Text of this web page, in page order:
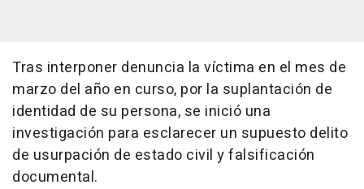
Tras interponer denuncia la víctima en el mes de
marzo del año en curso, por la suplantación de
identidad de su persona, se inició una
investigación para esclarecer un supuesto delito
de usurpación de estado civil y falsificación
documental.